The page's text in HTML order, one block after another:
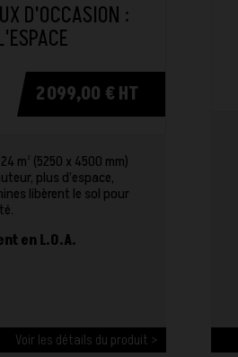
D'OCCASION :
2 099,00 € HT
m² (5250 x 4500 mm)
plus d’espace,
libèrent le sol pour
en L.O.A.
Voir les détails du produit >